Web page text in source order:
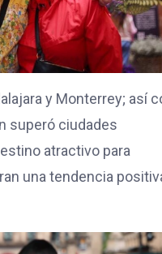
y Monterrey; así
superó ciudades
atractivo para
una tendencia